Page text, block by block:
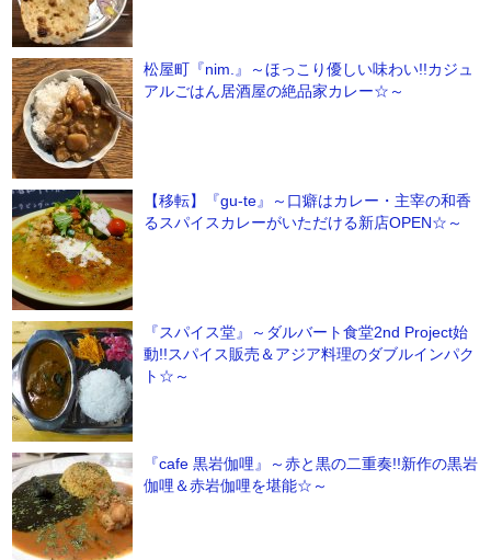
松屋町『nim.』～ほっこり優しい味わい!!カジュ
アルごはん居酒屋の絶品家カレー☆～
【移転】『gu-te』～口癖はカレー・主宰の和香
るスパイスカレーがいただける新店OPEN☆～
『スパイス堂』～ダルバート食堂2nd Project始
動!!スパイス販売＆アジア料理のダブルインパク
ト☆～
『cafe 黒岩伽哩』～赤と黒の二重奏!!新作の黒岩
伽哩＆赤岩伽哩を堪能☆～